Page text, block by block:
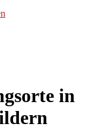
in